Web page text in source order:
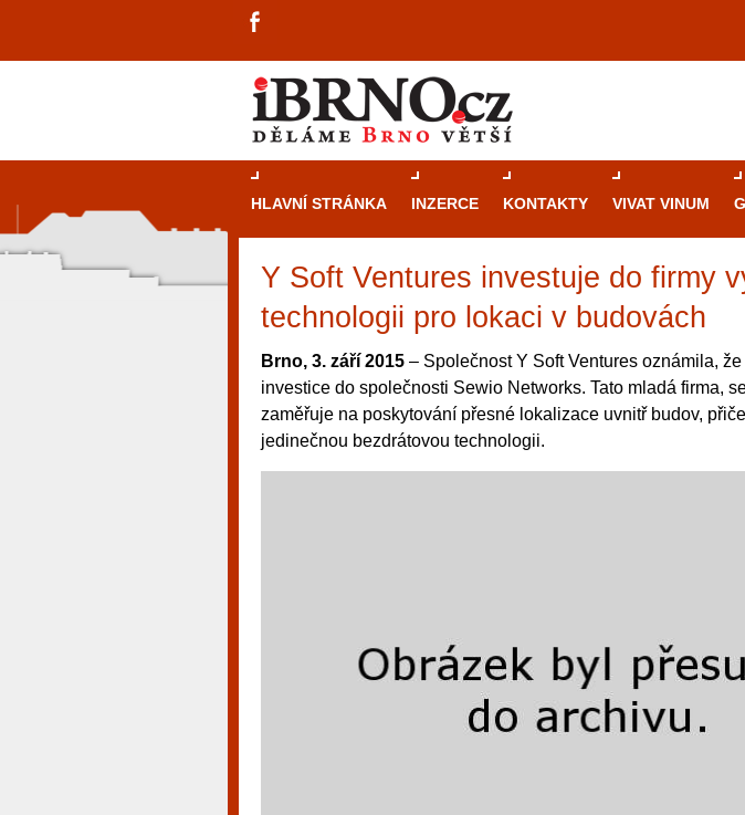
HLAVNÍ STRÁNKA INZERCE KONTAKTY VIVAT VINUM
Y Soft Ventures investuje do firmy
technologii pro lokaci v budovách
Brno, 3. září 2015 – Společnost Y Soft Ventures oznámila,
investice do společnosti Sewio Networks. Tato mladá firma,
zaměřuje na poskytování přesné lokalizace uvnitř budov,
jedinečnou bezdrátovou technologii.
Průvodcekasinovými
rulety po video
Brno je městem známým
restaurace, divadla a
místem, kde si můžete
různé kasinové hry. V